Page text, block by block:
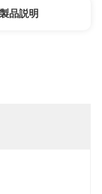
製品説明